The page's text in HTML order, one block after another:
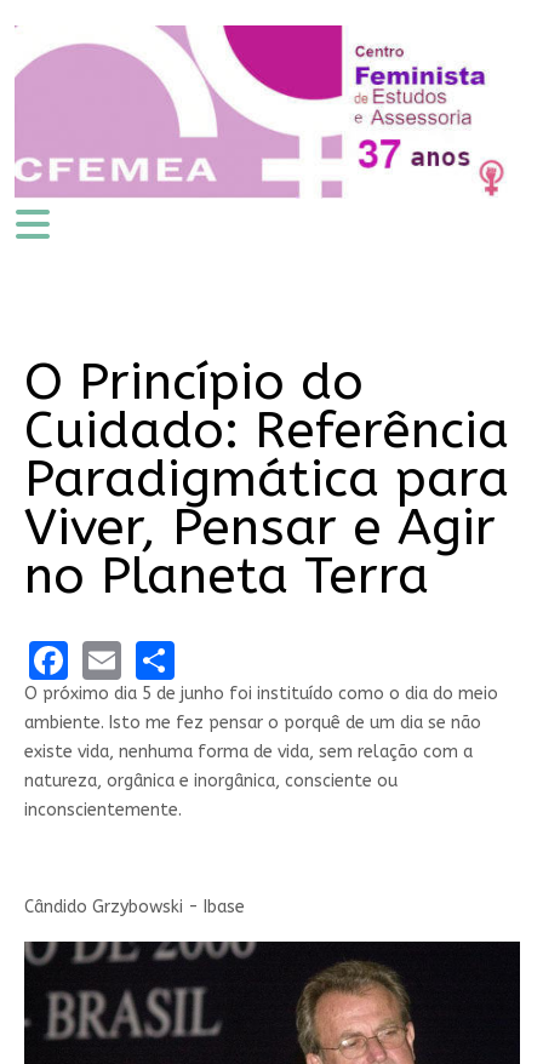
O Princípio do
Cuidado: Referência
Paradigmática para
Viver, Pensar e Agir
no Planeta Terra
Facebook
EmailShare
O próximo dia 5 de junho foi instituído como o dia do meio
ambiente. Isto me fez pensar o porquê de um dia se não
existe vida, nenhuma forma de vida, sem relação com a
natureza, orgânica e inorgânica, consciente ou
inconscientemente.
Cândido Grzybowski - Ibase